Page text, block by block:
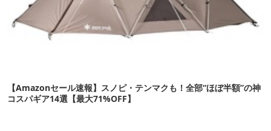
【Amazonセール速報】スノピ・テンマクも！全部“ほぼ半額”の神
コスパギア14選【最大71%OFF】